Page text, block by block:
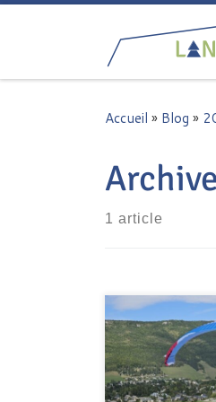
Accueil » Blog »
1 article
De multiples
prévues pour
suivant le vent
allait avoir.